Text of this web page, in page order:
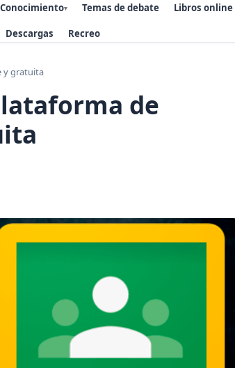
▾ Temas de debate Libros online
Descargas Recreo
y gratuita
de